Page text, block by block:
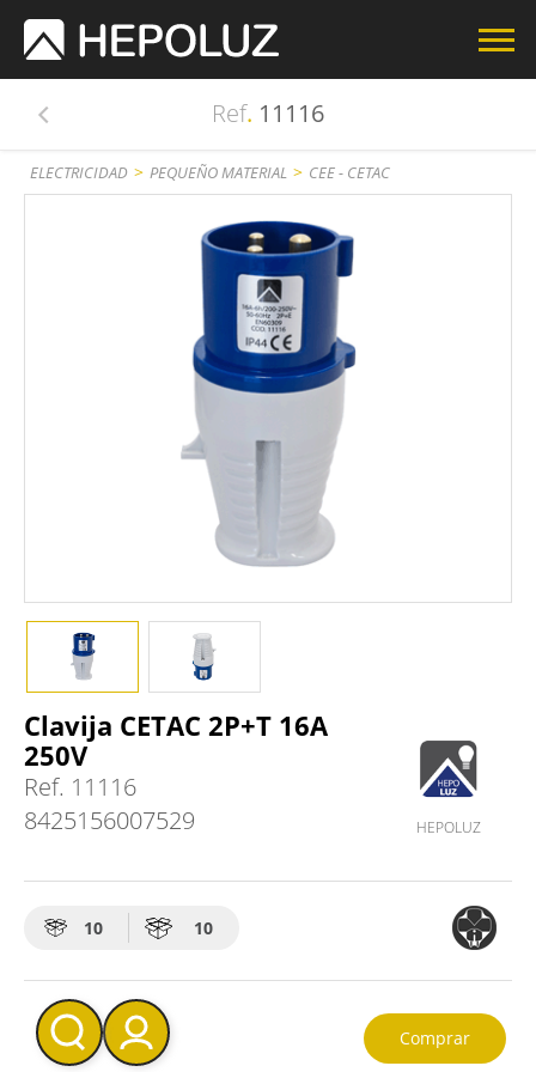
Ref. 11116
ELECTRICIDAD > PEQUEÑO MATERIAL > CEE - CETAC
Clavija CETAC 2P+T 16A
250V
Ref. 11116
8425156007529
HEPOLUZ
10 10